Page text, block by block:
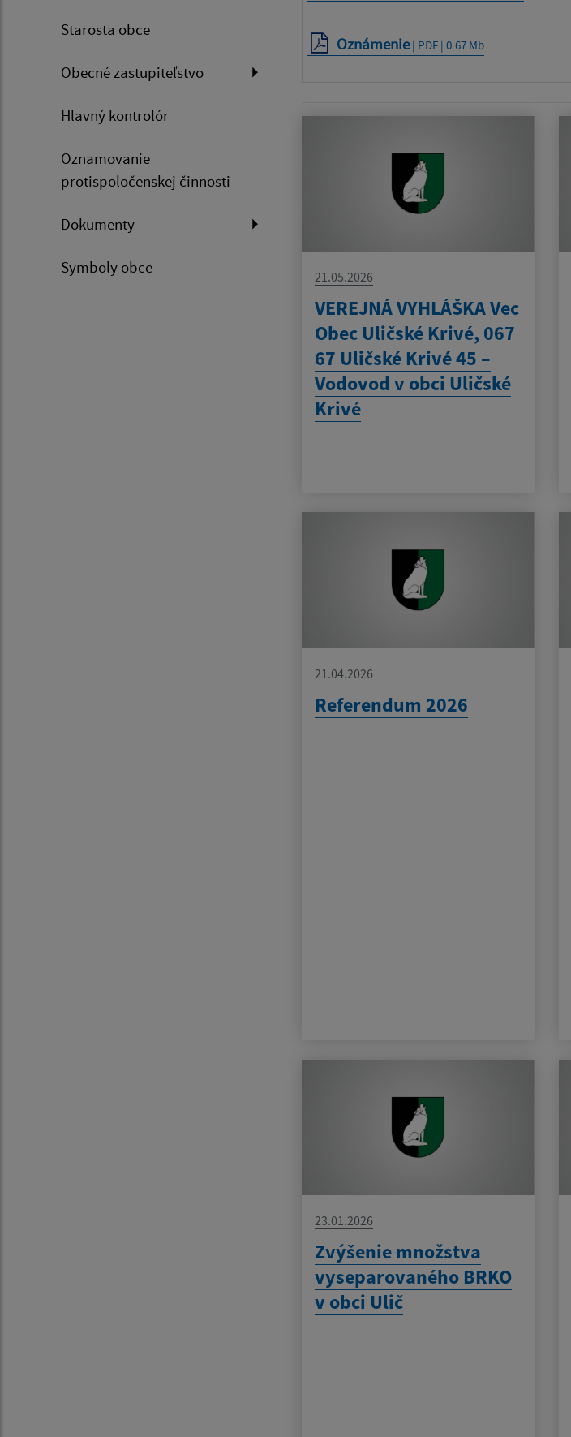
Starosta obce
Obecné zastupiteľstvo
Hlavný kontrolór
Oznamovanie
protispoločenskej činnosti
Dokumenty
Symboly obce
Oznámenie| PDF | 0.67 Mb
21.05.2026
VEREJNÁ VYHLÁŠKA Vec
Obec Uličské Krivé, 067
67 Uličské Krivé 45 –
Vodovod v obci Uličské
Krivé
21.04.2026
Referendum 2026
23.01.2026
Zvýšenie množstva
vyseparovaného BRKO
v obci Ulič